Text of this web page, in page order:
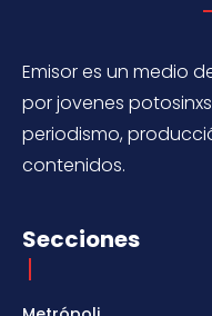
Emisor es un medio
por jovenes
periodismo,
contenidos.
Secciones